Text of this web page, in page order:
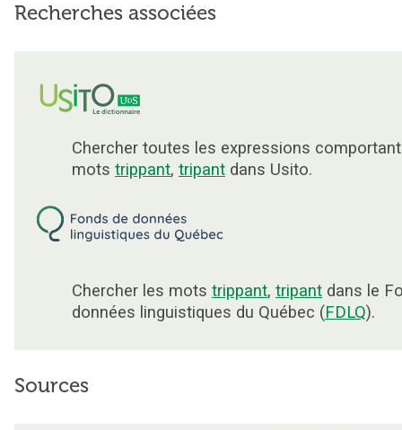
Recherches associées
Chercher toutes les expressions
mots trippant, tripant dans Usito.
Chercher les mots trippant, tripant dans le
données linguistiques du Québec (FDLQ).
Sources